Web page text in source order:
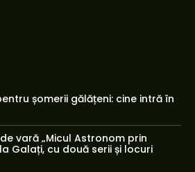
șomerii gălățeni: cine intră în
vară „Micul Astronom prin
Galați, cu două serii și locuri